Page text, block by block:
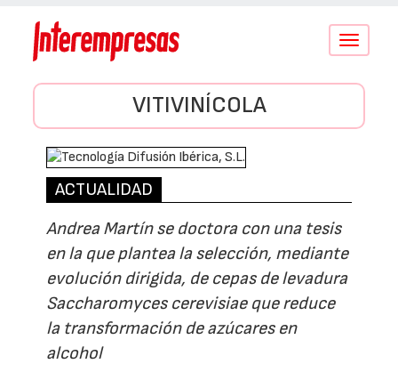
Conmutar
VITIVINÍCOLA
ACTUALIDAD
Andrea Martín se doctora con una tesis
en la que plantea la selección, mediante
evolución dirigida, de cepas de levadura
Saccharomyces cerevisiae que reduce
la transformación de azúcares en
alcohol